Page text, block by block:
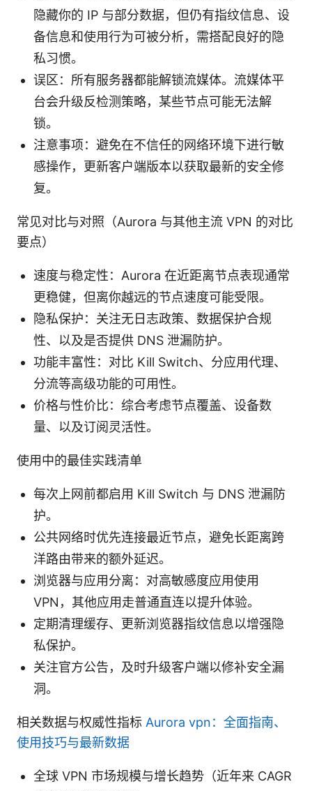
隐藏你的 IP 与部分数据，但仍有指纹信息、设
备信息和使用行为可被分析，需搭配良好的隐
私习惯。
误区：所有服务器都能解锁流媒体。流媒体平
台会升级反检测策略，某些节点可能无法解
锁。
注意事项：避免在不信任的网络环境下进行敏
感操作，更新客户端版本以获取最新的安全修
复。
常见对比与对照（Aurora 与其他主流 VPN 的对比
要点）
速度与稳定性：Aurora 在近距离节点表现通常
更稳健，但离你越远的节点速度可能受限。
隐私保护：关注无日志政策、数据保护合规
性、以及是否提供 DNS 泄漏防护。
功能丰富性：对比 Kill Switch、分应用代理、
分流等高级功能的可用性。
价格与性价比：综合考虑节点覆盖、设备数
量、以及订阅灵活性。
使用中的最佳实践清单
每次上网前都启用 Kill Switch 与 DNS 泄漏防
护。
公共网络时优先连接最近节点，避免长距离跨
洋路由带来的额外延迟。
浏览器与应用分离：对高敏感度应用使用
VPN，其他应用走普通直连以提升体验。
定期清理缓存、更新浏览器指纹信息以增强隐
私保护。
关注官方公告，及时升级客户端以修补安全漏
洞。
相关数据与权威性指标 Aurora vpn：全面指南、
使用技巧与最新数据
全球 VPN 市场规模与增长趋势（近年来 CAGR